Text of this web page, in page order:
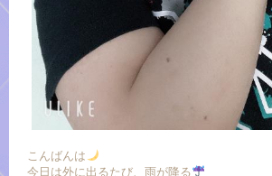
こんばんは
今日は外に出るたび、雨が降る